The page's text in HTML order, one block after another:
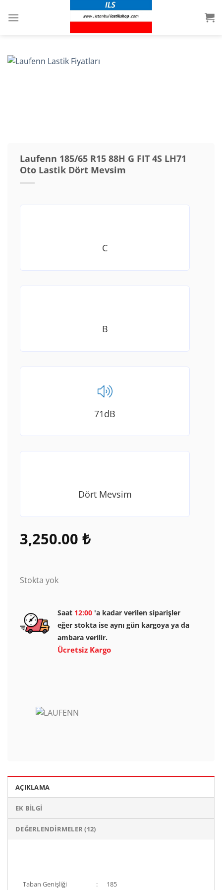
atla
Laufenn 185/65 R15 88H G FIT 4S LH71
Oto Lastik Dört Mevsim
C
B
71dB
Dört Mevsim
3,250.00 ₺
Stokta yok
Saat 12:00 'a kadar verilen siparişler
eğer stokta ise aynı gün kargoya ya da
ambara verilir.
Ücretsiz Kargo
AÇIKLAMA
EK BILGI
DEĞERLENDIRMELER (12)
Taban Genişliği : 185